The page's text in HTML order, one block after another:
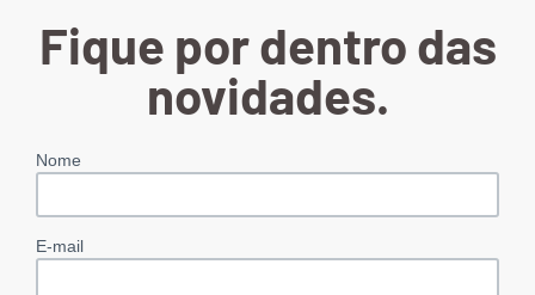
Fique por dentro das
novidades.
Nome
E-mail